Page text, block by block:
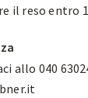
il reso entro
allo 040